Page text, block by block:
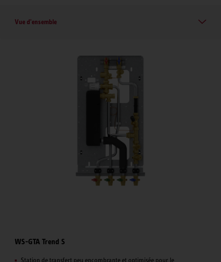
Vue d'ensemble
WS-GTA Trend S
Station de transfert peu encombrante et optimisée pour le